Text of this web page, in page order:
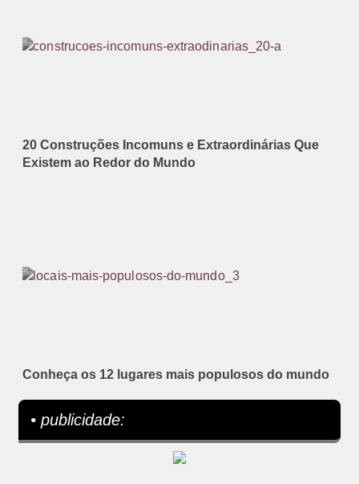
20 Construções Incomuns e Extraordinárias Que
Existem ao Redor do Mundo
Conheça os 12 lugares mais populosos do mundo
• publicidade: